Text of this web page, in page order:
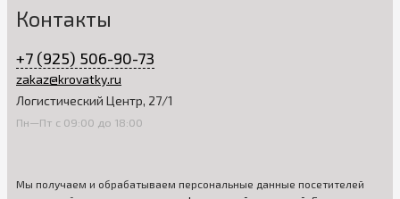
Контакты
+7 (925) 506-90-73
zakaz@krovatky.ru
Логистический Центр, 27/1
Пн—Пт с 09:00 до 18:00
Мы получаем и обрабатываем персональные данные посетителей